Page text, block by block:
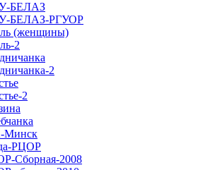
БЕЛАЗ
БЕЛАЗ-РГУОР
(женщины)
2
2
2
РЦОР
Сборная-2008